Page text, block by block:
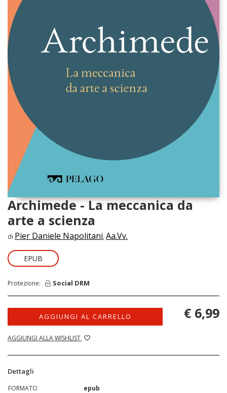
Archimede - La meccanica da
arte a scienza
di Pier Daniele Napolitani, Aa.Vv.
EPUB
Protezione: Social DRM
AGGIUNGI AL CARRELLO
AGGIUNGI ALLA WISHLIST
€ 6,99
Dettagli
FORMATO
epub